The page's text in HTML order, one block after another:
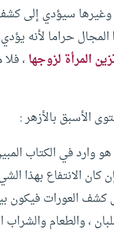
وغيرها سيؤدي إلى
حراما لأنه
المرأة لزوجها،
الأسبق بالأزهر :
وارد في الكتاب
الانتفاع بهذا
العورات فيكون
، والطعام والشراب